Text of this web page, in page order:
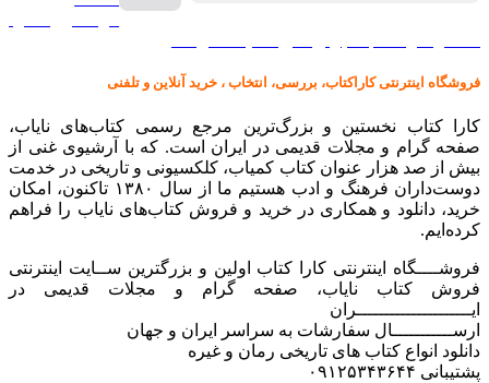
فروشگاه اینترنتی کاراکتاب، بررسی، انتخاب ، خرید آنلاین و تلفنی
کارا کتاب نخستین و بزرگ‌ترین مرجع رسمی کتاب‌های نایاب،
صفحه گرام و مجلات قدیمی در ایران است. که با آرشیوی غنی از
بیش از صد هزار عنوان کتاب کمیاب، کلکسیونی و تاریخی در خدمت
دوست‌داران فرهنگ و ادب هستیم ما از سال ۱۳۸۰ تاکنون، امکان
خرید، دانلود و همکاری در خرید و فروش کتاب‌های نایاب را فراهم
کرده‌ایم.
فروشــــگاه اینترنتی کارا کتاب اولین و بزرگترین ســایت اینترنتی
فروش کتاب نایاب، صفحه گرام و مجلات قدیمی در
ایـــــــــــــــــــــران
ارســـــــــــال سفارشات به سراسر ایران و جهان
دانلود انواع کتاب های تاریخی رمان و غیره
پشتیبانی ۰۹۱۲۵۳۴۳۶۴۴